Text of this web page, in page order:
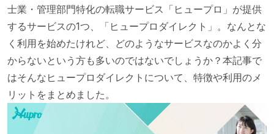
士業・管理部門特化の転職サービス「ヒュープロ」が提供
するサービスの1つ、「ヒュープロダイレクト」。なんとな
く利用を始めたけれど、どのようなサービスなのかよく分
からないという方も多いのではないでしょうか？本記事で
はそんなヒュープロダイレクトについて、特徴や利用のメ
リットをまとめました。